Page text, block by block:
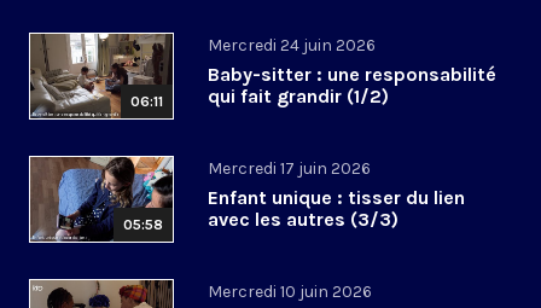
06:11
Mercredi 24 juin 2026
Baby-sitter : une responsabilité
qui fait grandir (1/2)
05:58
Mercredi 17 juin 2026
Enfant unique : tisser du lien
avec les autres (3/3)
Mercredi 10 juin 2026